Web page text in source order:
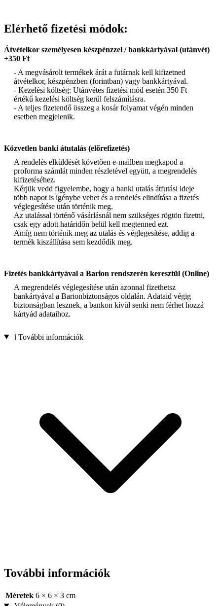
Elérhető fizetési módok:
Átvételkor személyesen készpénzzel / bankkártyával (utánvét)
+350 Ft
- A megvásárolt termékek árát a futárnak kell kifizetned
átvételkor, készpénzben (forintban) vagy bankkártyával.
- Kezelési költség: Utánvétes fizetési mód esetén 350 Ft
értékű kezelési költség kerül felszámításra.
- A teljes fizetendő összeg a kosár folyamat végén minden
esetben megjelenik.
Közvetlen banki átutalás (előrefizetés)
A rendelés elküldését követően e-mailben megkapod a
proforma számlát minden részletével együtt, a megrendelés
kifizetéséhez.
Kérjük vedd figyelembe, hogy a banki utalás átfutási ideje
több napot is igénybe vehet és a rendelés elindítása a fizetés
véglegesítése után történik meg.
Az utalással történő vásárlásnál nem szükséges rögtön fizetni,
csak egy adott határidőn belül kell megtenned ezt.
Amíg nem történik meg az utalás és véglegesítése, addig a
termék kiszállítása sem kezdődik meg.
Fizetés bankkártyával a Barion rendszerén keresztül (Online)
A megrendelés véglegesítése után azonnal fizethetsz
bankártyával a Barionbiztonságos oldalán. Adataid végig
biztonságban lesznek, a bankon kívül senki nem férhet hozzá
kártyád adataihoz.
ℹ️ További információk
További információk
Méretek 6 × 6 × 3 cm